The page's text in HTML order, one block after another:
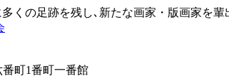
くの足跡を残し､新たな画家・版画家を輩
番町1番町一番館